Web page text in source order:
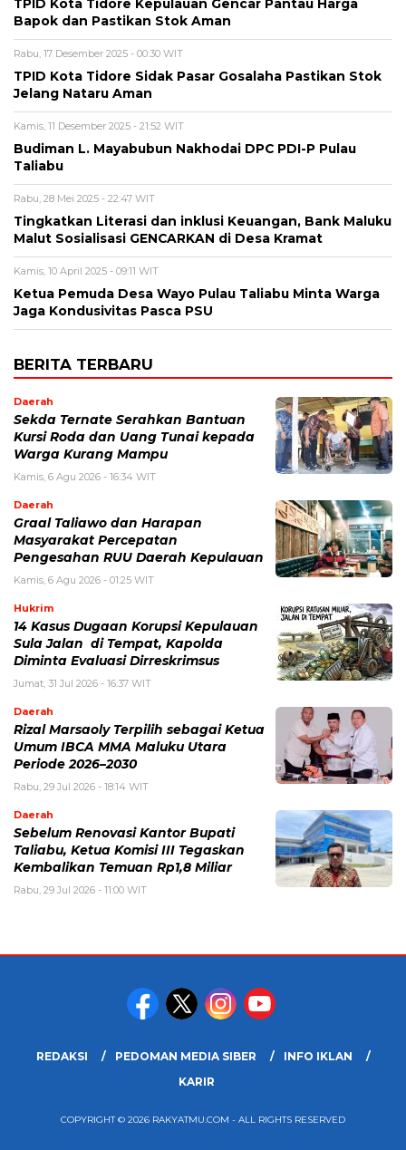
TPID Kota Tidore Kepulauan Gencar Pantau Harga
Bapok dan Pastikan Stok Aman
Rabu, 17 Desember 2025 - 00:30 WIT
TPID Kota Tidore Sidak Pasar Gosalaha Pastikan Stok
Jelang Nataru Aman
Kamis, 11 Desember 2025 - 21:52 WIT
Budiman L. Mayabubun Nakhodai DPC PDI-P Pulau
Taliabu
Rabu, 28 Mei 2025 - 22:47 WIT
Tingkatkan Literasi dan inklusi Keuangan, Bank Maluku
Malut Sosialisasi GENCARKAN di Desa Kramat
Kamis, 10 April 2025 - 09:11 WIT
Ketua Pemuda Desa Wayo Pulau Taliabu Minta Warga
Jaga Kondusivitas Pasca PSU
BERITA TERBARU
Daerah
Sekda Ternate Serahkan Bantuan
Kursi Roda dan Uang Tunai kepada
Warga Kurang Mampu
Kamis, 6 Agu 2026 - 16:34 WIT
Daerah
Graal Taliawo dan Harapan
Masyarakat Percepatan
Pengesahan RUU Daerah Kepulauan
Kamis, 6 Agu 2026 - 01:25 WIT
Hukrim
14 Kasus Dugaan Korupsi Kepulauan
Sula Jalan di Tempat, Kapolda
Diminta Evaluasi Dirreskrimsus
Jumat, 31 Jul 2026 - 16:37 WIT
Daerah
Rizal Marsaoly Terpilih sebagai Ketua
Umum IBCA MMA Maluku Utara
Periode 2026–2030
Rabu, 29 Jul 2026 - 18:14 WIT
Daerah
Sebelum Renovasi Kantor Bupati
Taliabu, Ketua Komisi III Tegaskan
Kembalikan Temuan Rp1,8 Miliar
Rabu, 29 Jul 2026 - 11:00 WIT
REDAKSI PEDOMAN MEDIA SIBER
INFO IKLAN
KARIR
COPYRIGHT © 2026 RAKYATMU.COM - ALL RIGHTS RESERVED